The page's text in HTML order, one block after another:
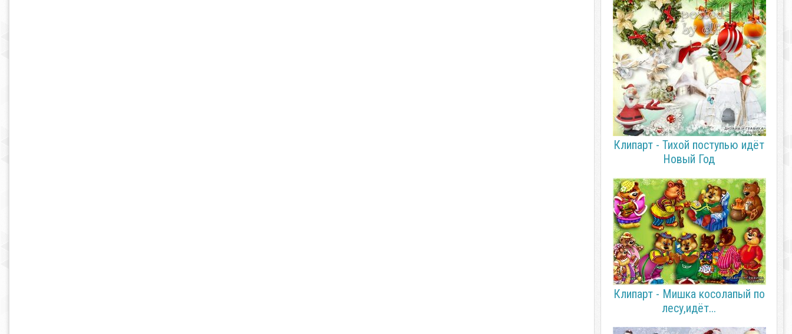
Клипарт - Тихой поступью идёт
Новый Год
Клипарт - Мишка косолапый по
лесу,идёт...